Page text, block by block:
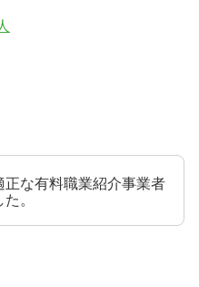
な有料職業紹介事業者
。